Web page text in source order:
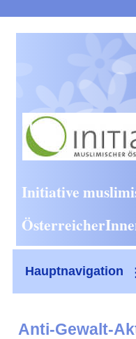
Initiative
Hauptnavigation
Anti-Gewalt-